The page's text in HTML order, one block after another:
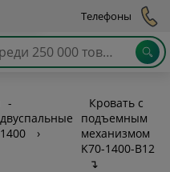
Телефоны
-
двуспальные
1400
›
Кровать с
подъемным
механизмом
K70-1400-B12
↴